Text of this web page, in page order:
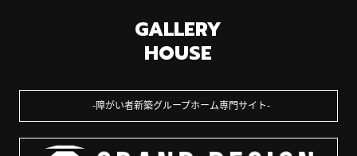
GALLERY
HOUSE
障がい者新築グループホーム専門サイト